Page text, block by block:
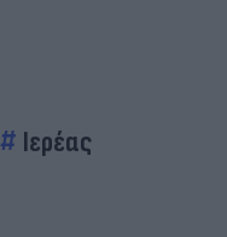
Ιερέας